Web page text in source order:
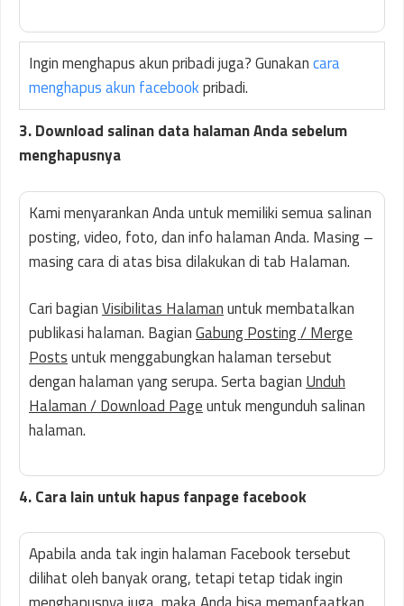
Ingin menghapus akun pribadi juga? Gunakancara
menghapus akun facebookpribadi.
3. Download salinan data halaman Anda sebelum
menghapusnya
Kami menyarankan Anda untuk memiliki semua salinan
posting, video, foto, dan info halaman Anda. Masing –
masing cara di atas bisa dilakukan di tab Halaman.
Cari bagianVisibilitas Halamanuntuk membatalkan
publikasi halaman. BagianGabung Posting / Merge
Postsuntuk menggabungkan halaman tersebut
dengan halaman yang serupa. Serta bagianUnduh
Halaman / Download Pageuntuk mengunduh salinan
halaman.
4. Cara lain untuk hapus fanpage facebook
Apabila anda tak ingin halaman Facebook tersebut
dilihat oleh banyak orang, tetapi tetap tidak ingin